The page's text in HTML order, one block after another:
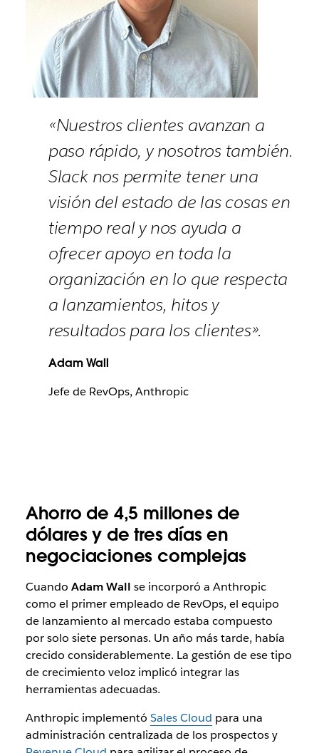
«Nuestros clientes avanzan a
paso rápido, y nosotros también.
Slack nos permite tener una
visión del estado de las cosas en
tiempo real y nos ayuda a
ofrecer apoyo en toda la
organización en lo que respecta
a lanzamientos, hitos y
resultados para los clientes».
Adam Wall
Jefe de RevOps, Anthropic
Ahorro de 4,5 millones de
dólares y de tres días en
negociaciones complejas
Cuando Adam Wall se incorporó a Anthropic
como el primer empleado de RevOps, el equipo
de lanzamiento al mercado estaba compuesto
por solo siete personas. Un año más tarde, había
crecido considerablemente. La gestión de ese tipo
de crecimiento veloz implicó integrar las
herramientas adecuadas.
Anthropic implementó Sales Cloud para una
administración centralizada de los prospectos y